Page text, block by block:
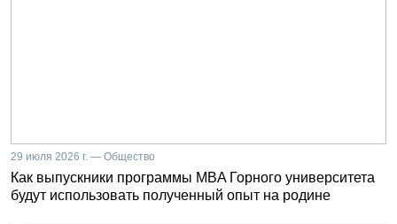
29 июля 2026 г. — Общество
Как выпускники программы MBA Горного университета
будут использовать полученный опыт на родине